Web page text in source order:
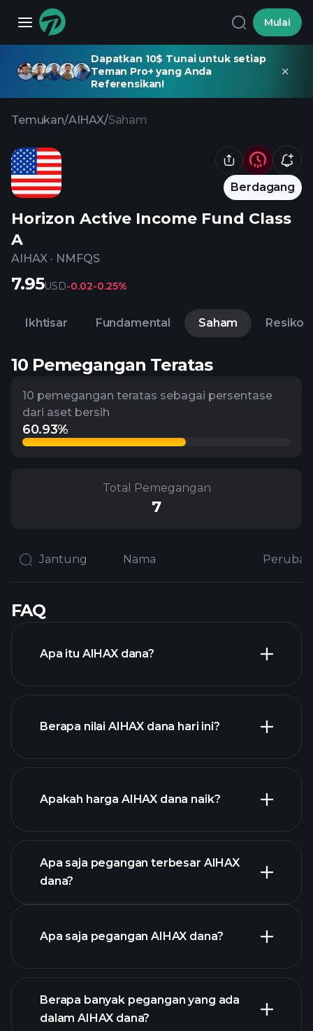
Mulai
Dapatkan 10$ Tunai untuk setiap
Teman Pro+ yang Anda
Referensikan!
Temukan/AIHAX/Saham
Berdagang
Horizon Active Income Fund Class
A
AIHAX · NMFQS
7.95USD-0.02-0.25%
Ikhtisar Fundamental Saham Resiko
10 Pemegangan Teratas
10 pemegangan teratas sebagai persentase
dari aset bersih
60.93%
Total Pemegangan
7
Jantung Nama
FAQ
Apa itu AIHAX dana?
Berapa nilai AIHAX dana hari ini?
lanjutan
Apakah harga AIHAX dana naik?
grafik AIHAX dana
Apa saja pegangan terbesar AIHAX
dana?
Apa saja pegangan AIHAX dana?
Berapa banyak pegangan yang ada
dalam AIHAX dana?